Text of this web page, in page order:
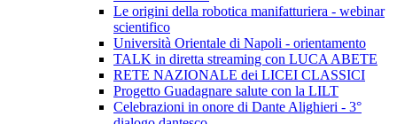
Le origini della robotica manifatturiera - webinar
scientifico
Università Orientale di Napoli - orientamento
TALK in diretta streaming con LUCA ABETE
RETE NAZIONALE dei LICEI CLASSICI
Progetto Guadagnare salute con la LILT
Celebrazioni in onore di Dante Alighieri - 3°